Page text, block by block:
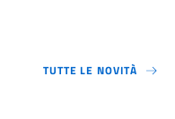
TUTTE LE NOVITÀ